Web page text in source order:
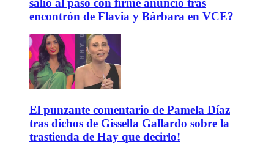
encontrón de Flavia y Bárbara en VCE?
El punzante comentario de Pamela Díaz
tras dichos de Gissella Gallardo sobre la
trastienda de Hay que decirlo!